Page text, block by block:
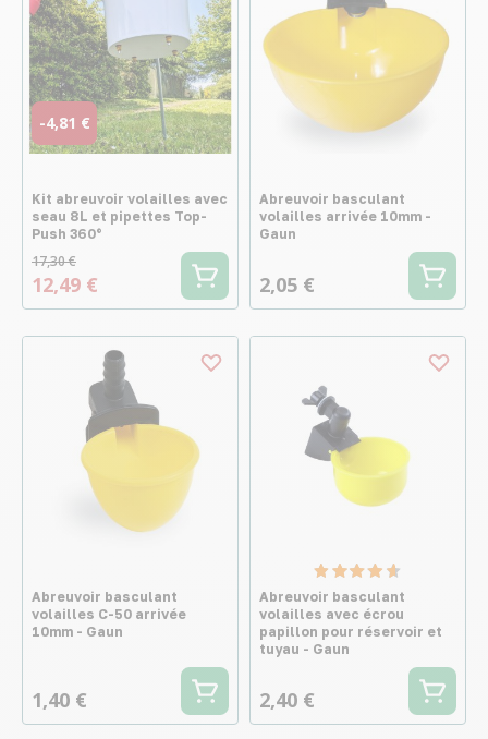
-4,81 €
Kit abreuvoir volailles avec
seau 8L et pipettes Top-
Push 360°
17,30 €
12,49 €
Abreuvoir basculant
volailles arrivée 10mm -
Gaun
2,05 €
Abreuvoir basculant
volailles C-50 arrivée
10mm - Gaun
1,40 €
Abreuvoir basculant
volailles avec écrou
papillon pour réservoir et
tuyau - Gaun
2,40 €